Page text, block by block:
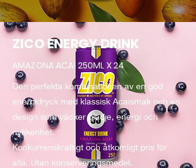
ZICO ENERGY DRINK
AMAZONA ACAI 250ML X 24
Den perfekta kombinationen av en god
energidryck med klassisk Acaismak och en
design som väcker glädje, energi och
nyfikenhet.
Konkurrenskraftigt och åtkomligt pris för
alla. Utan konserveringsmedel.